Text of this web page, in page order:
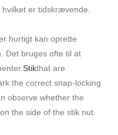
er tidskrævende.
hurtigt kan oprette
Det bruges ofte til at
Stikthat are
the correct snap-locking
observe whether the
the side of the stik nut.